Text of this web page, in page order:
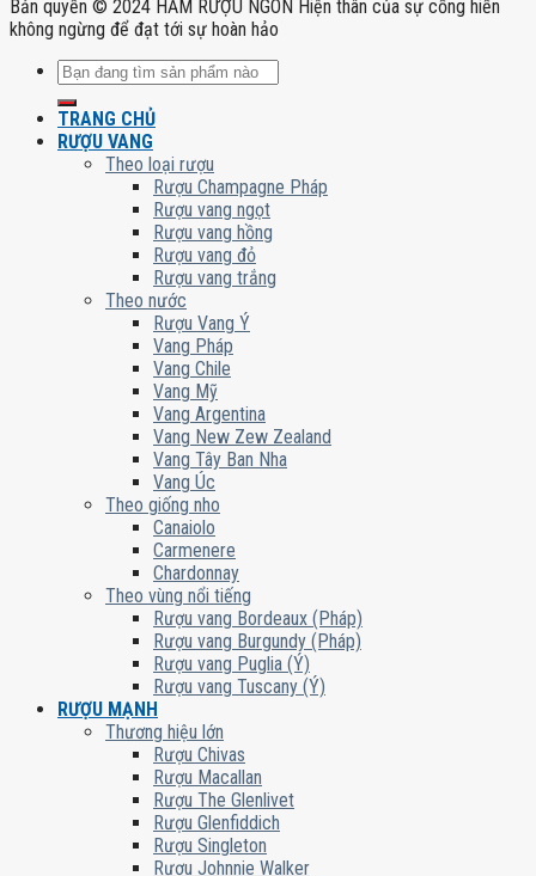
Bản quyền © 2024 HẦM RƯỢU NGON Hiện thân của sự cống hiến
không ngừng để đạt tới sự hoàn hảo
Tìm
kiếm:
TRANG CHỦ
RƯỢU VANG
Theo loại rượu
Rượu Champagne Pháp
Rượu vang ngọt
Rượu vang hồng
Rượu vang đỏ
Rượu vang trắng
Theo nước
Rượu Vang Ý
Vang Pháp
Vang Chile
Vang Mỹ
Vang Argentina
Vang New Zew Zealand
Vang Tây Ban Nha
Vang Úc
Theo giống nho
Canaiolo
Carmenere
Chardonnay
Theo vùng nổi tiếng
Rượu vang Bordeaux (Pháp)
Rượu vang Burgundy (Pháp)
Rượu vang Puglia (Ý)
Rượu vang Tuscany (Ý)
RƯỢU MẠNH
Thương hiệu lớn
Rượu Chivas
Rượu Macallan
Rượu The Glenlivet
Rượu Glenfiddich
Rượu Singleton
Rượu Johnnie Walker